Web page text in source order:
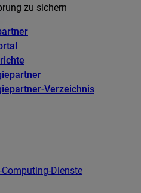
zu sichern
Verzeichnis
Dienste